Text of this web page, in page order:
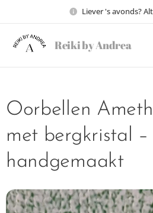
Liever 's avonds?
Reiki by Andrea
Oorbellen
met bergkristal –
handgemaakt